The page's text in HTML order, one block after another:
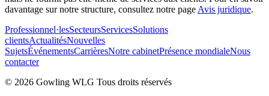
davantage sur notre structure, consultez notre page Avis juridique.
Professionnel·lesSecteursServicesSolutions
clientsActualitésNouvelles
SujetsÉvénementsCarrièresNotre cabinetPrésence mondialeNous
contacter
© 2026 Gowling WLG Tous droits réservés